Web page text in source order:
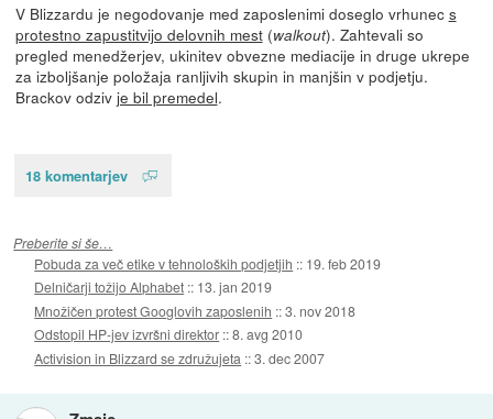
V Blizzardu je negodovanje med zaposlenimi doseglo vrhunec s
protestno zapustitvijo delovnih mest(walkout). Zahtevali so
pregled menedžerjev, ukinitev obvezne mediacije in druge ukrepe
za izboljšanje položaja ranljivih skupin in manjšin v podjetju.
Brackov odziv je bil premedel.
18 komentarjev
Preberite si še…
Pobuda za več etike v tehnoloških podjetjih :: 19. feb 2019
Delničarji tožijo Alphabet :: 13. jan 2019
Množičen protest Googlovih zaposlenih ::3. nov 2018
Odstopil HP-jev izvršni direktor ::8. avg 2010
Activision in Blizzard se združujeta ::3. dec 2007